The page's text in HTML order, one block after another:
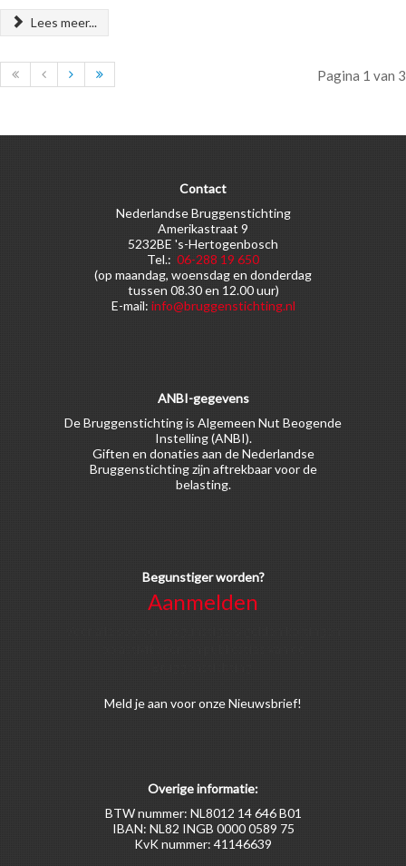
Lees meer...
Pagina 1 van 3
Contact
Nederlandse Bruggenstichting
Amerikastraat 9
5232BE 's-Hertogenbosch
Tel.: 06-288 19 650
(op maandag, woensdag en donderdag
tussen 08.30 en 12.00 uur)
E-mail: info@bruggenstichting.nl
ANBI-gegevens
De Bruggenstichting is Algemeen Nut Beogende
Instelling (ANBI).
Giften en donaties aan de Nederlandse
Bruggenstichting zijn aftrekbaar voor de
belasting.
Begunstiger worden?
Aanmelden
Meld je aan voor onze Nieuwsbrief!
Overige informatie:
BTW nummer: NL8012 14 646 B01
IBAN: NL82 INGB 0000 0589 75
KvK nummer: 41146639